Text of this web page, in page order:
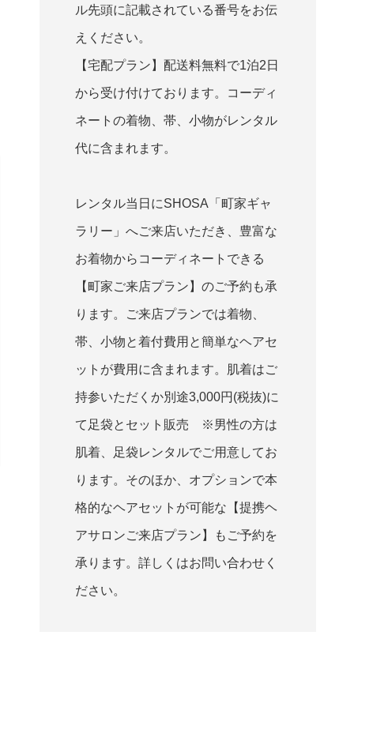
ル先頭に記載されている番号をお伝
えください。
【宅配プラン】配送料無料で1泊2日
から受け付けております。コーディ
ネートの着物、帯、小物がレンタル
代に含まれます。
レンタル当日にSHOSA「町家ギャ
ラリー」へご来店いただき、豊富な
お着物からコーディネートできる
【町家ご来店プラン】のご予約も承
ります。ご来店プランでは着物、
帯、小物と着付費用と簡単なヘアセ
ットが費用に含まれます。肌着はご
持参いただくか別途3,000円(税抜)に
て足袋とセット販売 ※男性の方は
肌着、足袋レンタルでご用意してお
ります。そのほか、オプションで本
格的なヘアセットが可能な【提携ヘ
アサロンご来店プラン】もご予約を
承ります。詳しくはお問い合わせく
ださい。